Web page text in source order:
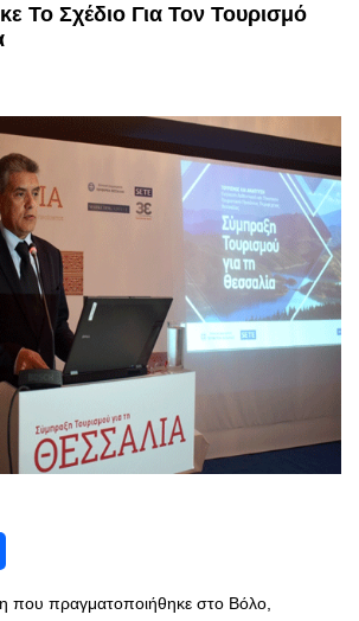
Το Σχέδιο Για Τον Τουρισμό
που πραγματοποιήθηκε στο Βόλο,